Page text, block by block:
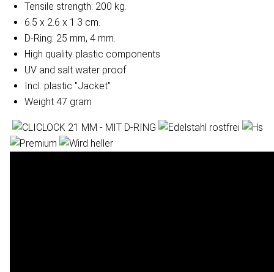
Tensile strength: 200 kg.
6.5 x 2.6 x 1.3 cm.
D-Ring: 25 mm, 4 mm.
High quality plastic components
UV and salt water proof
Incl. plastic "Jacket"
Weight 47 gram